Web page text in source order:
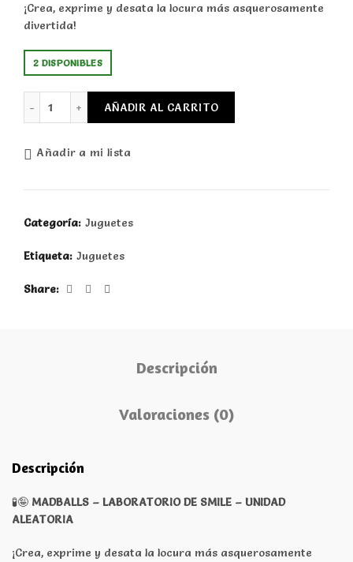
¡Crea, exprime y desata la locura más asquerosamente
divertida!
2 DISPONIBLES
Madballs Laboratorio de smile cantidad
AÑADIR AL CARRITO
Añadir a mi lista
Categoría: Juguetes
Etiqueta: Juguetes
Share
Descripción
Valoraciones (0)
Descripción
🧪🤪 MADBALLS – LABORATORIO DE SMILE – UNIDAD
ALEATORIA
¡Crea, exprime y desata la locura más asquerosamente